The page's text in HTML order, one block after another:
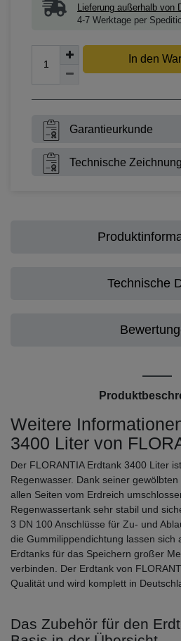
Lieferung außerhalb von
4-7 Werktage per
In den
Garantieurkunde
Technische Zeichnung
Technische
Weitere
3400 Liter von
Der FLORANTIA Erdtank 3400 Liter
Regenwasser. Dank seiner
allen Seiten vom Erdreich
Regenwassertank sehr stabil und
3 DN 100 Anschlüsse für Zu- und
die Gummilippendichtung lassen sich
Erdtanks für das Speichern großer
verbinden. Der Erdtank von
Qualität und wird komplett in
Das Zubehör für den